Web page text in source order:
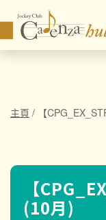
主頁 / 【
【
(10月)